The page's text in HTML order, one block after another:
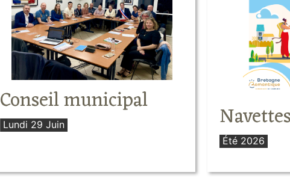
Conseil municipal
Lundi 29 Juin
Été 2026